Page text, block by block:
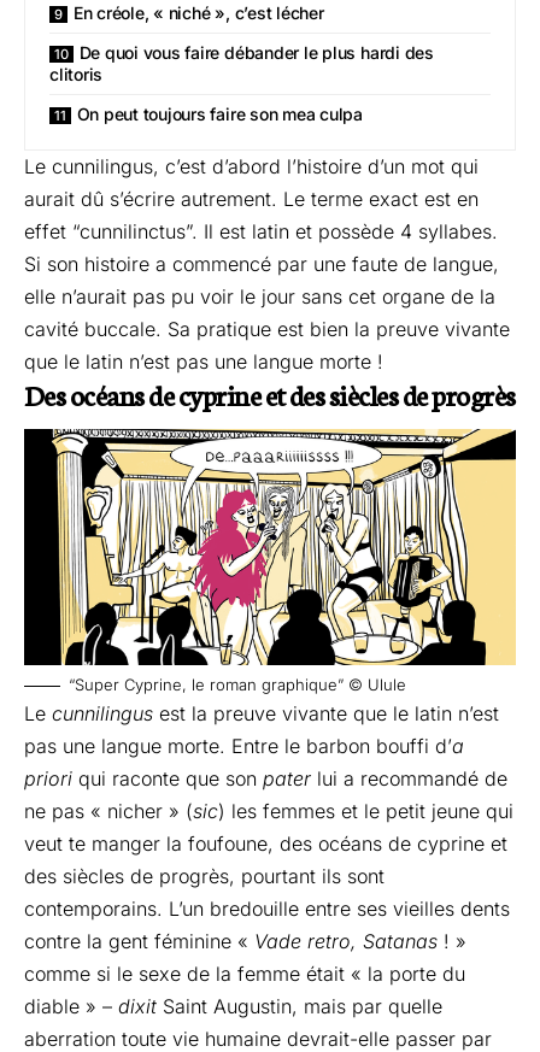
En créole, « niché », c’est lécher
De quoi vous faire débander le plus hardi des
clitoris
On peut toujours faire son mea culpa
Le cunnilingus, c’est d’abord l’histoire d’un mot qui
aurait dû s’écrire autrement. Le terme exact est en
effet “cunnilinctus”. Il est latin et possède 4 syllabes.
Si son histoire a commencé par une faute de langue,
elle n’aurait pas pu voir le jour sans cet organe de la
cavité buccale. Sa pratique est bien la preuve vivante
que le latin n’est pas une langue morte !
Des océans de cyprine et des siècles de progrès
“Super Cyprine, le roman graphique” © Ulule
Le cunnilingus est la preuve vivante que le latin n’est
pas une langue morte. Entre le barbon bouffi d’a
priori qui raconte que son pater lui a recommandé de
ne pas « nicher » (sic) les femmes et le petit jeune qui
veut te manger la foufoune, des océans de cyprine et
des siècles de progrès, pourtant ils sont
contemporains. L’un bredouille entre ses vieilles dents
contre la gent féminine « Vade retro, Satanas ! »
comme si le sexe de la femme était « la porte du
diable » – dixit Saint Augustin, mais par quelle
aberration toute vie humaine devrait-elle passer par